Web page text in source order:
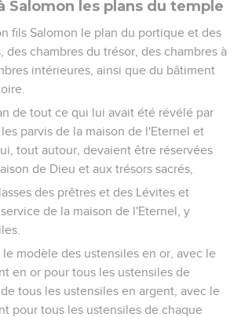
Salomon les plans du temple
fils Salomon le plan du portique et des
des chambres du trésor, des chambres à
intérieures, ainsi que du bâtiment
de tout ce qui lui avait été révélé par
parvis de la maison de l'Eternel et
tout autour, devaient être réservées
de Dieu et aux trésors sacrés,
des prêtres et des Lévites et
de la maison de l'Eternel, y
le modèle des ustensiles en or, avec le
en or pour tous les ustensiles de
tous les ustensiles en argent, avec le
pour tous les ustensiles de chaque